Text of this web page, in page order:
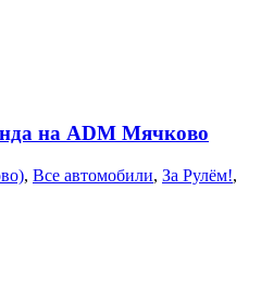
на ADM Мячково
, Все автомобили, За Рулём!,